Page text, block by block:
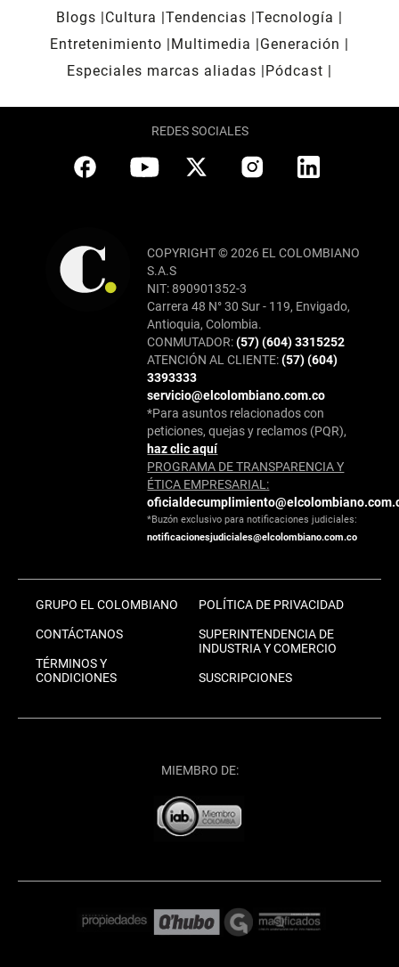
Blogs
Cultura Tendencias Tecnología
Entretenimiento
Multimedia
Generación
Especiales marcas aliadas
Pódcast
REDES SOCIALES
COPYRIGHT © 2026 EL COLOMBIANO
S.A.S
NIT: 890901352-3
Carrera 48 N° 30 Sur - 119, Envigado,
Antioquia, Colombia.
CONMUTADOR:(57) (604) 3315252
ATENCIÓN AL CLIENTE:(57) (604)
3393333
servicio@elcolombiano.com.co
*Para asuntos relacionados con
peticiones, quejas y reclamos (PQR),
haz clic aquí
PROGRAMA DE TRANSPARENCIA Y
ÉTICA EMPRESARIAL:
*Buzón exclusivo para notificaciones judiciales:
notificacionesjudiciales@elcolombiano.com.co
GRUPO EL COLOMBIANO
CONTÁCTANOS
TÉRMINOS Y
CONDICIONES
POLÍTICA DE PRIVACIDAD
SUPERINTENDENCIA DE
INDUSTRIA Y COMERCIO
SUSCRIPCIONES
MIEMBRO DE: